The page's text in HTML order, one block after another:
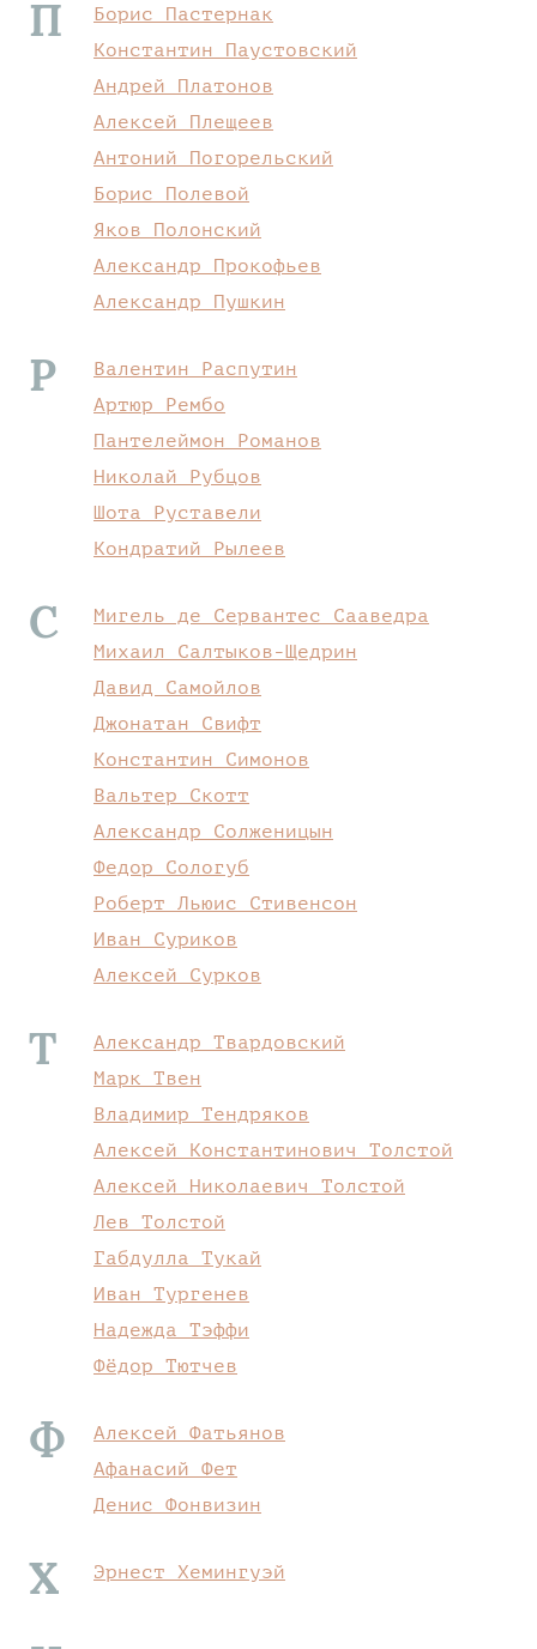
П
Борис Пастернак
Константин Паустовский
Андрей Платонов
Алексей Плещеев
Антоний Погорельский
Борис Полевой
Яков Полонский
Александр Прокофьев
Александр Пушкин
Р
Валентин Распутин
Артюр Рембо
Пантелеймон Романов
Николай Рубцов
Шота Руставели
Кондратий Рылеев
С
Мигель де Сервантес Сааведра
Михаил Салтыков-Щедрин
Давид Самойлов
Джонатан Свифт
Константин Симонов
Вальтер Скотт
Александр Солженицын
Федор Сологуб
Роберт Льюис Стивенсон
Иван Суриков
Алексей Сурков
Т
Александр Твардовский
Марк Твен
Владимир Тендряков
Алексей Константинович Толстой
Алексей Николаевич Толстой
Лев Толстой
Габдулла Тукай
Иван Тургенев
Надежда Тэффи
Фёдор Тютчев
Ф
Алексей Фатьянов
Афанасий Фет
Денис Фонвизин
Х Эрнест Хемингуэй